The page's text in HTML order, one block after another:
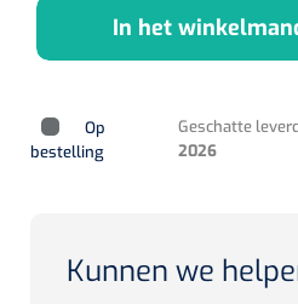
Herbruikbare curetten
Ouderen Comfortzorg
Verpleegdekens
Fixatiemateriaal
Holters
ECG's
Foetale dopplers
Laser chirurgie
In het
Op
bestelling
Geschatte
2026
Kunnen we